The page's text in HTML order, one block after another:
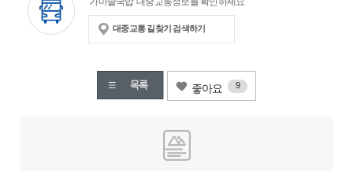
대중교통 길찾기 검색하기
좋아요 9